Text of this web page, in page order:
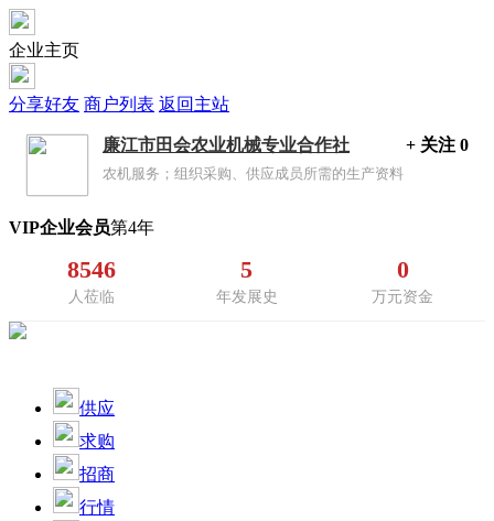
企业主页
分享好友 商户列表 返回主站
廉江市田会农业机械专业合作社 + 关注 0
农机服务；组织采购、供应成员所需的生产资料
VIP企业会员第4年
8546
人莅临
5
年发展史
0
万元资金
供应
求购
招商
行情